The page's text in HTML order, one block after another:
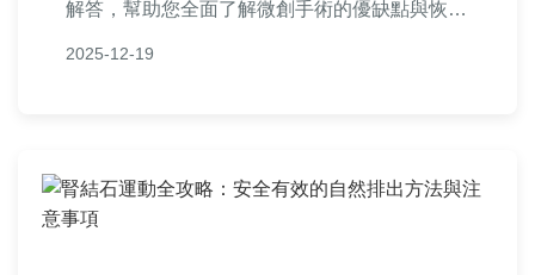
解答，幫助您全面了解微創手術的優缺點與恢復
2025-12-19